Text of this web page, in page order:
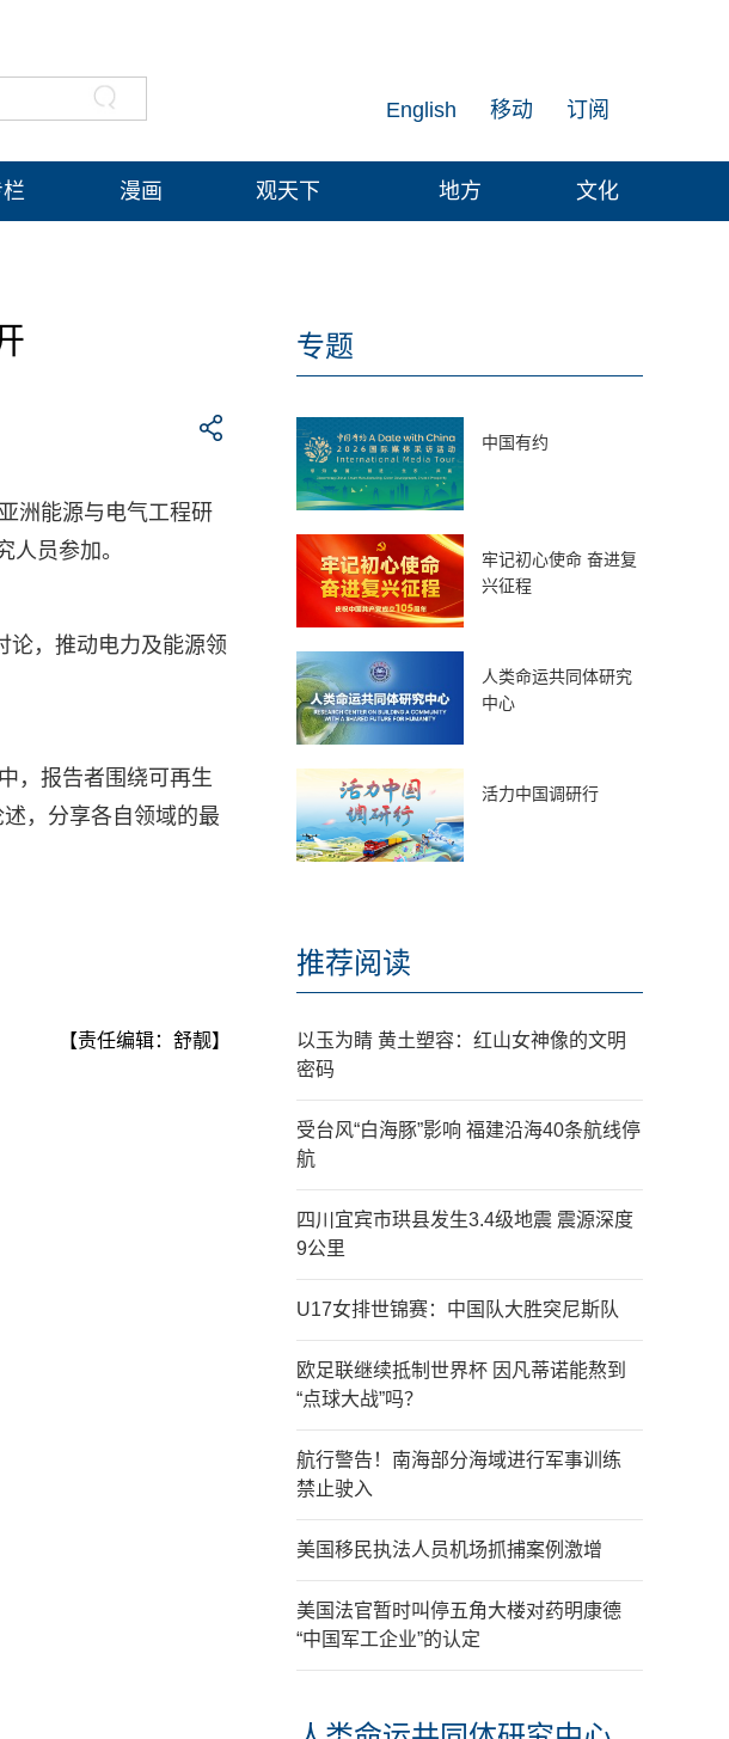
订阅
移动
English
漫画 观天下 地方 文化
洲能源与电气工程研
员参加。
论，推动电力及能源领
，报告者围绕可再生
，分享各自领域的最
【责任编辑：舒靓】
专题
中国有约
牢记初心使命 奋进复
兴征程
人类命运共同体研究
中心
活力中国调研行
推荐阅读
以玉为睛 黄土塑容：红山女神像的文明
密码
受台风“白海豚”影响 福建沿海40条航线停
航
四川宜宾市珙县发生3.4级地震 震源深度
9公里
U17女排世锦赛：中国队大胜突尼斯队
欧足联继续抵制世界杯 因凡蒂诺能熬到
“点球大战”吗？
航行警告！南海部分海域进行军事训练
禁止驶入
美国移民执法人员机场抓捕案例激增
美国法官暂时叫停五角大楼对药明康德
“中国军工企业”的认定